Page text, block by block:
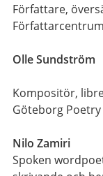
Författare,
Olle Sundström
Kompositör,
Göteborg Poetry
Nilo Zamiri
Spoken